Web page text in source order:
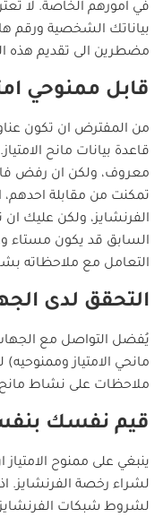
في امورهم الخاصة. لا
بياناتك الشخصية ورقم
مضطرين الى تقديم هذه
قابل ممنوحي
من المفترض ان تكون
قاعدة بيانات مانح
معروف، ولكن ان رفض فان
تمكنت من مقابلة
الفرنشايز، ولكن عليك ان
السابق قد يكون مستاء
التعامل مع ملاحظاته
التحقق لدى
يُفضل التواصل مع
مانحي الامتياز
ملاحظات على نشاط مانح
قيم نفسك
ينبغي على ممنوح
لشراء رخصة الفرنشايز.
لشروط شبكات الفرنشايز